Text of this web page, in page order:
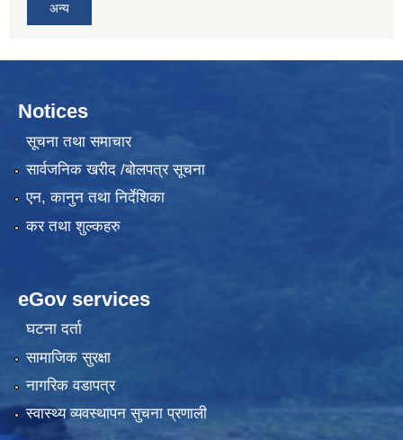
अन्य
Notices
सूचना तथा समाचार
सार्वजनिक खरीद /बोलपत्र सूचना
एन, कानुन तथा निर्देशिका
कर तथा शुल्कहरु
eGov services
घटना दर्ता
सामाजिक सुरक्षा
नागरिक वडापत्र
स्वास्थ्य व्यवस्थापन सुचना प्रणाली